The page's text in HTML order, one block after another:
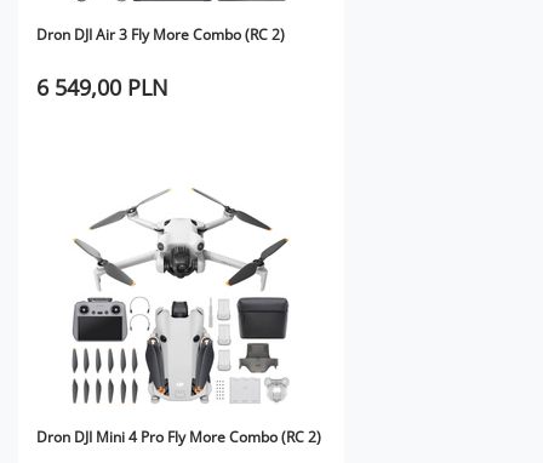
Dron DJI Air 3 Fly More Combo (RC 2)
6 549,00 PLN
Dron DJI Mini 4 Pro Fly More Combo (RC 2)